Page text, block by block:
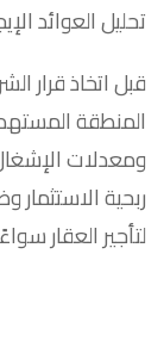
تحليل العوائد
قبل اتخاذ قرار
المنطقة
ومعدلات
ربحية
لتأجير العقار